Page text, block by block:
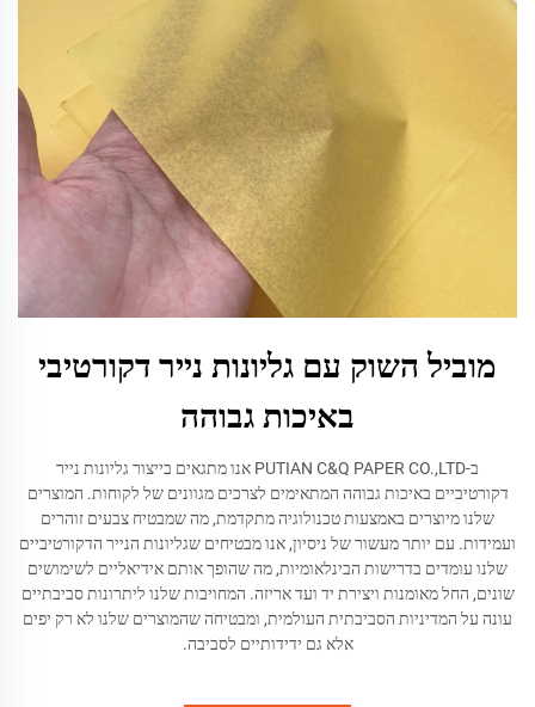
מוביל השוק עם גליונות נייר דקורטיבי
באיכות גבוהה
ב-PUTIAN C&Q PAPER CO.,LTD אנו מתגאים בייצור גליונות נייר
דקורטיביים באיכות גבוהה המתאימים לצרכים מגוונים של לקוחות. המוצרים
שלנו מיוצרים באמצעות טכנולוגיה מתקדמת, מה שמבטיח צבעים זוהרים
ועמידות. עם יותר מעשור של ניסיון, אנו מבטיחים שגליונות הנייר הדקורטיביים
שלנו עומדים בדרישות הבינלאומיות, מה שהופך אותם אידיאליים לשימושים
שונים, החל מאומנות ויצירת יד ועד אריזה. המחויבות שלנו ליתרונות סביבתיים
עונה על המדיניות הסביבתית העולמית, ומבטיחה שהמוצרים שלנו לא רק יפים
אלא גם ידידותיים לסביבה.